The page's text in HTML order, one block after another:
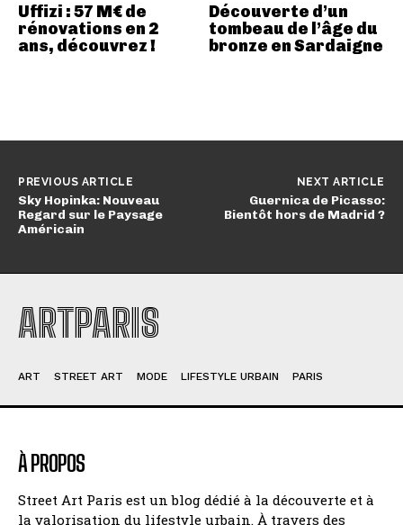
Uffizi : 57 M€ de
rénovations en 2
ans, découvrez !
Découverte d’un
tombeau de l’âge du
bronze en Sardaigne
PREVIOUS ARTICLE
Sky Hopinka: Nouveau
Regard sur le Paysage
Américain
NEXT ARTICLE
Guernica de Picasso:
Bientôt hors de Madrid ?
ARTPARIS
ART STREET ART MODE LIFESTYLE URBAIN PARIS
À PROPOS
Street Art Paris est un blog dédié à la découverte et à
la valorisation du lifestyle urbain. À travers des